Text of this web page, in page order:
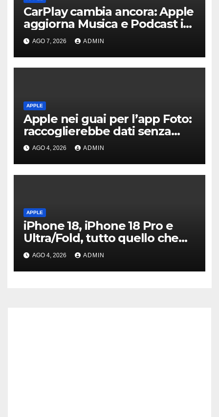
CarPlay cambia ancora: Apple
aggiorna Musica e Podcast in
auto
AGO 7, 2026 ADMIN
APPLE
Apple nei guai per l’app Foto:
raccoglierebbe dati senza
consenso
AGO 4, 2026 ADMIN
APPLE
iPhone 18, iPhone 18 Pro e
Ultra/Fold, tutto quello che
sappiamo ad oggi
AGO 4, 2026 ADMIN